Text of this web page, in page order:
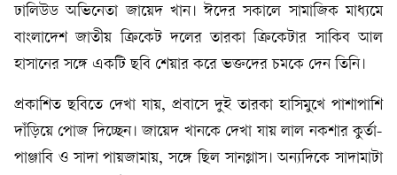
ঢালিউড অভিনেতা জায়েদ খান। ঈদের সকালে সামাজিক মাধ্যমে
বাংলাদেশ জাতীয় ক্রিকেট দলের তারকা ক্রিকেটার সাকিব আল
হাসানের সঙ্গে একটি ছবি শেয়ার করে ভক্তদের চমকে দেন তিনি।
প্রকাশিত ছবিতে দেখা যায়, প্রবাসে দুই তারকা হাসিমুখে পাশাপাশি
দাঁড়িয়ে পোজ দিচ্ছেন। জায়েদ খানকে দেখা যায় লাল নকশার কুর্তা-
পাঞ্জাবি ও সাদা পায়জামায়, সঙ্গে ছিল সানগ্লাস। অন্যদিকে সাদামাটা